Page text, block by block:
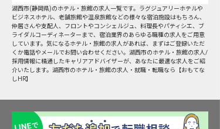
湖西市(静岡県)のホテル・旅館の求人一覧です。ラグジュアリーホテルや
ビジネスホテル、老舗旅館や温泉旅館などの様々な宿泊施設はもちろん、
仲居さんや支配人、フロントやコンシェルジュ、料理長やパティシエ、ブ
ライダルコーディネーターまで、宿泊業界のあらゆる職種の求人をご用意
しています。気になるホテル・旅館の求人があれば、まずはご登録いただ
くか電話やメールでお問い合わせください。湖西市のホテル・旅館の求人/
採用情報に精通したキャリアアドバイザーが、あなたに最適な求人をご紹
介いたします。湖西市のホテル・旅館の求人・就職・転職なら【おもてな
しHR】